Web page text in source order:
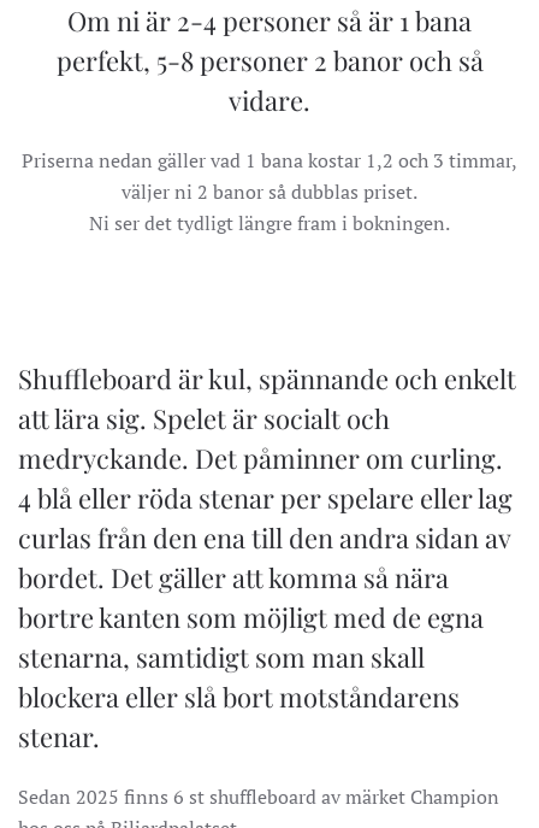
Om ni är 2-4 personer så är 1 bana
perfekt, 5-8 personer 2 banor och så
vidare.
Priserna nedan gäller vad 1 bana kostar 1,2 och 3 timmar,
väljer ni 2 banor så dubblas priset.
Ni ser det tydligt längre fram i bokningen.
Shuffleboard är kul, spännande och enkelt
att lära sig. Spelet är socialt och
medryckande. Det påminner om curling.
4 blå eller röda stenar per spelare eller lag
curlas från den ena till den andra sidan av
bordet. Det gäller att komma så nära
bortre kanten som möjligt med de egna
stenarna, samtidigt som man skall
blockera eller slå bort motståndarens
stenar.
Sedan 2025 finns 6 st shuffleboard av märket Champion